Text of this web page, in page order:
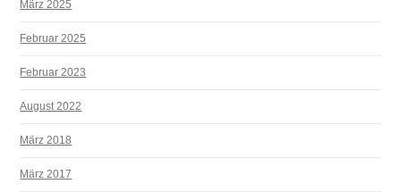
März 2025
Februar 2025
Februar 2023
August 2022
März 2018
März 2017